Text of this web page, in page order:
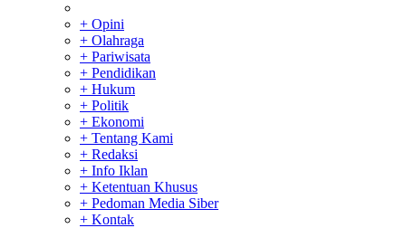
+ Opini
+ Olahraga
+ Pariwisata
+ Pendidikan
+ Hukum
+ Politik
+ Ekonomi
+ Tentang Kami
+ Redaksi
+ Info Iklan
+ Ketentuan Khusus
+ Pedoman Media Siber
+ Kontak